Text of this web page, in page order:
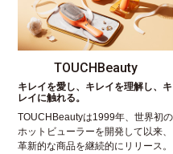
TOUCHBeauty
キレイを愛し、キレイを理解し、キ
レイに触れる。
TOUCHBeautyは1999年、世界初の
ホットビューラーを開発して以来、
革新的な商品を継続的にリリース。